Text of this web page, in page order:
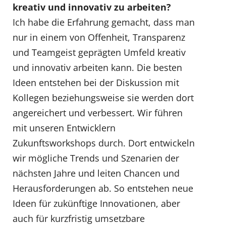
kreativ und innovativ zu arbeiten?
Ich habe die Erfahrung gemacht, dass man
nur in einem von Offenheit, Transparenz
und Teamgeist geprägten Umfeld kreativ
und innovativ arbeiten kann. Die besten
Ideen entstehen bei der Diskussion mit
Kollegen beziehungsweise sie werden dort
angereichert und verbessert. Wir führen
mit unseren Entwicklern
Zukunftsworkshops durch. Dort entwickeln
wir mögliche Trends und Szenarien der
nächsten Jahre und leiten Chancen und
Herausforderungen ab. So entstehen neue
Ideen für zukünftige Innovationen, aber
auch für kurzfristig umsetzbare